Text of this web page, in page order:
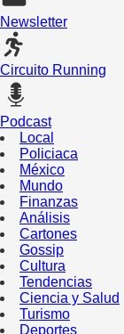
Newsletter
Circuito Running
Podcast
Local
Policiaca
México
Mundo
Finanzas
Análisis
Cartones
Gossip
Cultura
Tendencias
Ciencia y Salud
Turismo
Deportes